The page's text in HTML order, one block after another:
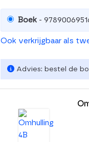
Boek -
Ook verkrijgbaar als
Advies: bestel de